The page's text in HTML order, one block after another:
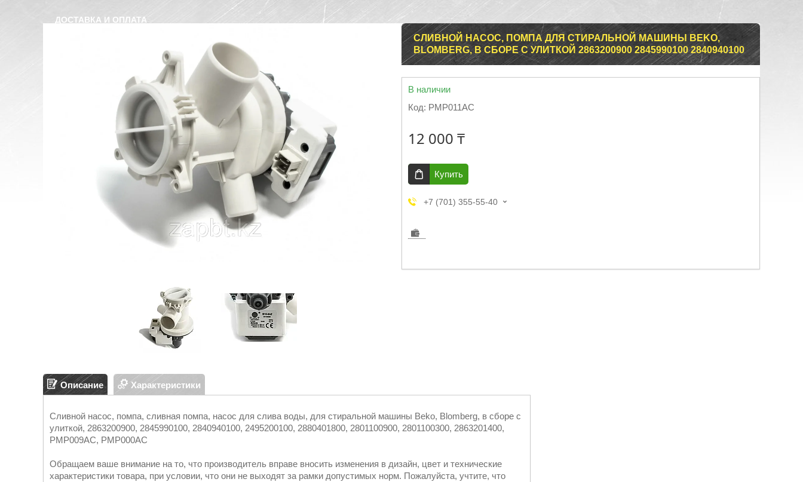
ДОСТАВКА И ОПЛАТА
СЛИВНОЙ НАСОС, ПОМПА ДЛЯ СТИРАЛЬНОЙ МАШИНЫ BEKO,
BLOMBERG, В СБОРЕ С УЛИТКОЙ 2863200900 2845990100 2840940100
В наличии
Код: PMP011AC
12 000 ₸
Купить
+7 (701) 355-55-40
Описание Характеристики
Сливной насос, помпа, сливная помпа, насос для слива воды, для стиральной машины Beko, Blomberg, в сборе с
улиткой, 2863200900, 2845990100, 2840940100, 2495200100, 2880401800, 2801100900, 2801100300, 2863201400,
PMP009AC, PMP000AC
Обращаем ваше внимание на то, что производитель вправе вносить изменения в дизайн, цвет и технические
характеристики товара, при условии, что они не выходят за рамки допустимых норм. Пожалуйста, учтите, что